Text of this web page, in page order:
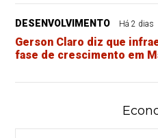
DESENVOLVIMENTO Há 2 dias
Gerson Claro diz que
fase de crescimento em